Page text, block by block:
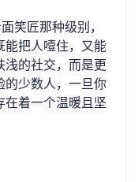
笑匠那种级别，
能把人噎住，又能
的社交，而是更
的少数人，一旦你
在着一个温暖且坚